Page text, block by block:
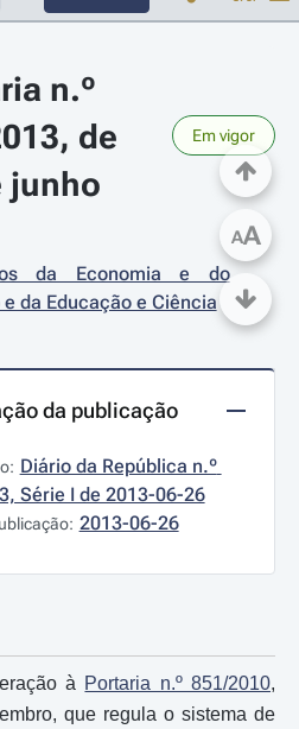
n.º
de
junho
Em vigor
da Economia e do
e da Educação e Ciência
da publicação
Diário da República n.º
Série I de 2013-06-26
2013-06-26
à Portaria n.º 851/2010,
que regula o sistema de
AA